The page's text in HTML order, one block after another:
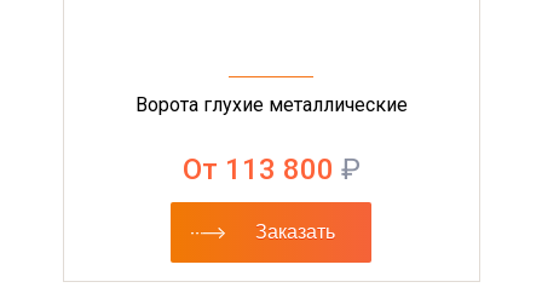
Ворота глухие металлические
От 113 800 ₽
Заказать